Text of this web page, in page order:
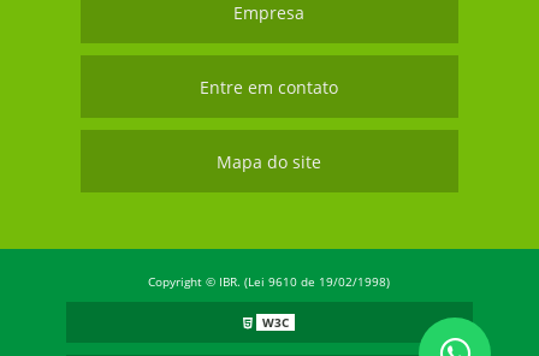
Empresa
Entre em contato
Mapa do site
Copyright © IBR. (Lei 9610 de 19/02/1998)
W3C